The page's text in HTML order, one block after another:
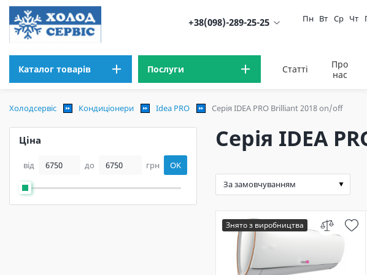
+38(098)-289-25-25 Пн Вт Ср Чт
Каталог товарів Послуги Статті
Про
нас
Холодсервіс Кондиціонери Idea PRO Серія IDEA PRO Brilliant 2018 on/off
Ціна
від до грн OK
Серія IDEA
Знято з виробництва